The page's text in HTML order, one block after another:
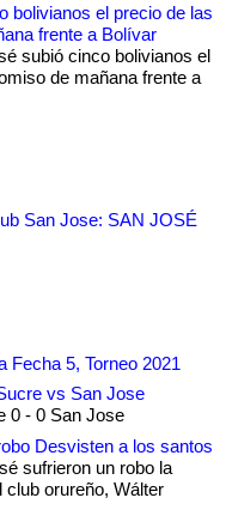
bolivianos el precio de las
frente a Bolívar
subió cinco bolivianos el
de mañana frente a
San Jose: SAN JOSÉ
Fecha 5, Torneo 2021
vs San Jose
0 - 0 San Jose
Desvisten a los santos
sufrieron un robo la
club orureño, Wálter